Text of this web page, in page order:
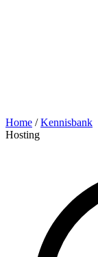
Home / Kennisbank
Hosting